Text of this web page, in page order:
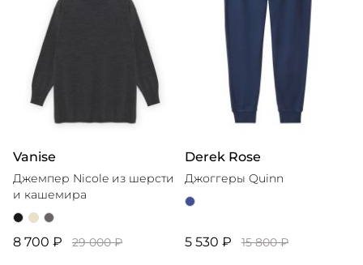
Vanise
Джемпер Nicole из шерсти
и кашемира
8 700 ₽ 29 000 ₽
Derek Rose
Джоггеры Quinn
5 530 ₽ 15 800 ₽